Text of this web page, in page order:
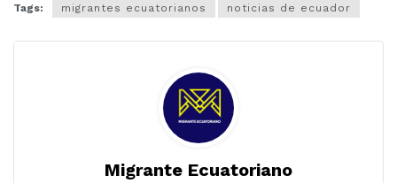
Tags: migrantes ecuatorianos noticias de ecuador
Migrante Ecuatoriano